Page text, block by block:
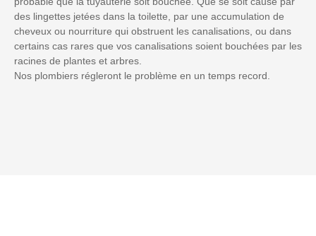
des lingettes jetées dans la toilette, par une accumulation de
cheveux ou nourriture qui obstruent les canalisations, ou dans
certains cas rares que vos canalisations soient bouchées par les
racines de plantes et arbres.
Nos plombiers régleront le problème en un temps record.